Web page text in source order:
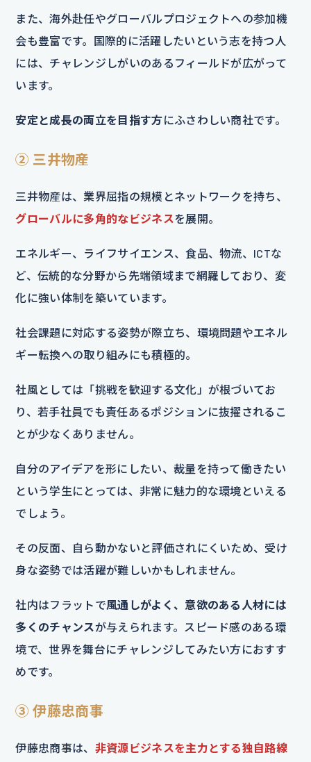
また、海外赴任やグローバルプロジェクトへの参加機
会も豊富です。国際的に活躍したいという志を持つ人
には、チャレンジしがいのあるフィールドが広がって
います。
安定と成長の両立を目指す方にふさわしい商社です。
② 三井物産
三井物産は、業界屈指の規模とネットワークを持ち、
グローバルに多角的なビジネスを展開。
エネルギー、ライフサイエンス、食品、物流、ICTな
ど、伝統的な分野から先端領域まで網羅しており、変
化に強い体制を築いています。
社会課題に対応する姿勢が際立ち、環境問題やエネル
ギー転換への取り組みにも積極的。
社風としては「挑戦を歓迎する文化」が根づいてお
り、若手社員でも責任あるポジションに抜擢されるこ
とが少なくありません。
自分のアイデアを形にしたい、裁量を持って働きたい
という学生にとっては、非常に魅力的な環境といえる
でしょう。
その反面、自ら動かないと評価されにくいため、受け
身な姿勢では活躍が難しいかもしれません。
社内はフラットで風通しがよく、意欲のある人材には
多くのチャンスが与えられます。スピード感のある環
境で、世界を舞台にチャレンジしてみたい方におすす
めです。
③ 伊藤忠商事
伊藤忠商事は、 非資源ビジネスを主力とする独自路線